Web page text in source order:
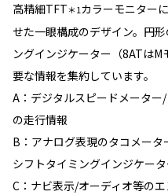
高精細TFT＊1カラーモニター
せた一眼構成のデザイン。円
ングインジケーター（8ATは
要な情報を集約しています。
A：デジタルスピードメータ
の走行情報
B：アナログ表現のタコメー
シフトタイミングインジケー
C：ナビ表示/オーディオ等の